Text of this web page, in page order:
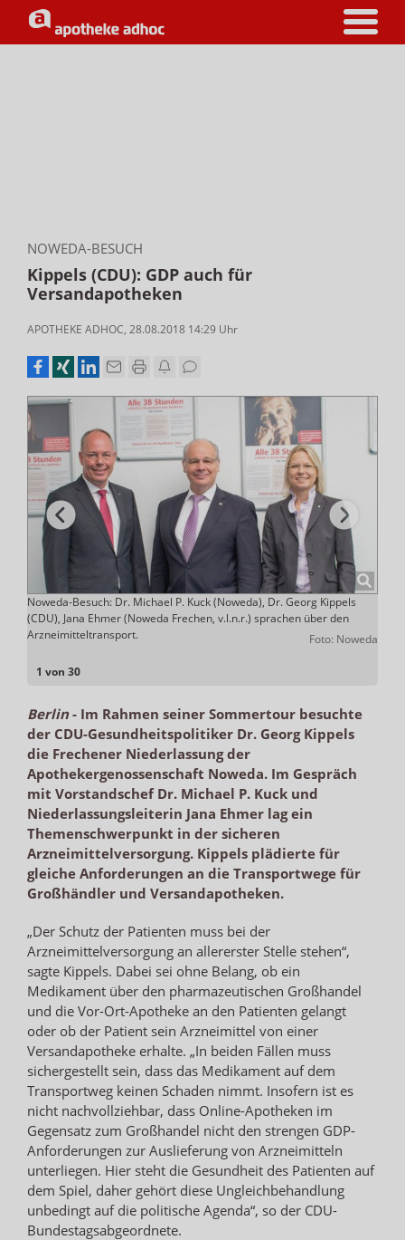
NOWEDA-BESUCH
Kippels (CDU): GDP auch für
Versandapotheken
APOTHEKE ADHOC, 28.08.2018 14:29 Uhr
1 von 30
Noweda-Besuch: Dr. Michael P. Kuck (Noweda), Dr. Georg Kippels
(CDU), Jana Ehmer (Noweda Frechen, v.l.n.r.) sprachen über den
Arzneimitteltransport.
Foto: Noweda
Berlin- Im Rahmen seiner Sommertour besuchte
der CDU-Gesundheitspolitiker Dr. Georg Kippels
die Frechener Niederlassung der
Apothekergenossenschaft Noweda. Im Gespräch
mit Vorstandschef Dr. Michael P. Kuck und
Niederlassungsleiterin Jana Ehmer lag ein
Themenschwerpunkt in der sicheren
Arzneimittelversorgung. Kippels plädierte für
gleiche Anforderungen an die Transportwege für
Großhändler und Versandapotheken.
„Der Schutz der Patienten muss bei der
Arzneimittelversorgung an allererster Stelle stehen“,
sagte Kippels. Dabei sei ohne Belang, ob ein
Medikament über den pharmazeutischen Großhandel
und die Vor-Ort-Apotheke an den Patienten gelangt
oder ob der Patient sein Arzneimittel von einer
Versandapotheke erhalte. „In beiden Fällen muss
sichergestellt sein, dass das Medikament auf dem
Transportweg keinen Schaden nimmt. Insofern ist es
nicht nachvollziehbar, dass Online-Apotheken im
Gegensatz zum Großhandel nicht den strengen GDP-
Anforderungen zur Auslieferung von Arzneimitteln
unterliegen. Hier steht die Gesundheit des Patienten auf
dem Spiel, daher gehört diese Ungleichbehandlung
unbedingt auf die politische Agenda“, so der CDU-
Bundestagsabgeordnete.